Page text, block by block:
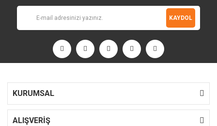
KAYDOL
KURUMSAL
ALIŞVERİŞ